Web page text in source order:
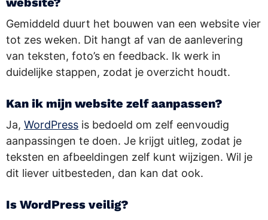
Gemiddeld duurt het bouwen van een website vier
tot zes weken. Dit hangt af van de aanlevering
van teksten, foto’s en feedback. Ik werk in
duidelijke stappen, zodat je overzicht houdt.
Kan ik mijn website zelf aanpassen?
Ja, WordPress is bedoeld om zelf eenvoudig
aanpassingen te doen. Je krijgt uitleg, zodat je
teksten en afbeeldingen zelf kunt wijzigen. Wil je
dit liever uitbesteden, dan kan dat ook.
Is WordPress veilig?